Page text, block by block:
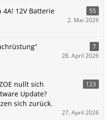
12V Batterie
55
2. Mai 2026
7
28. April 2026
nullt sich
Update?
sich zurück.
123
27. April 2026